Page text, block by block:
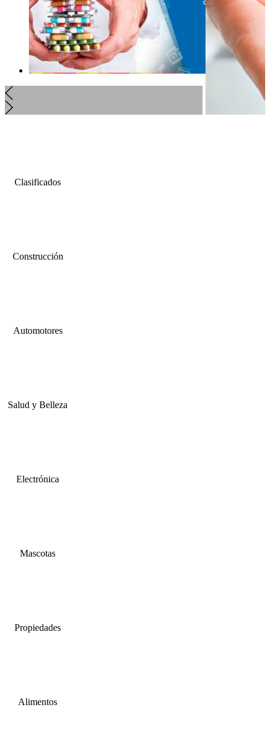
Clasificados
Construcción
Automotores
Salud y Belleza
Electrónica
Mascotas
Propiedades
Alimentos